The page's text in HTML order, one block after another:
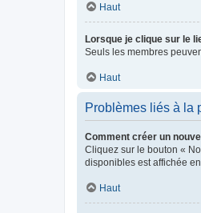
Haut
Lorsque je clique sur le
Seuls les membres
Haut
Problèmes liés à la
Comment créer un
Cliquez sur le bouton «
disponibles est affichée
Haut